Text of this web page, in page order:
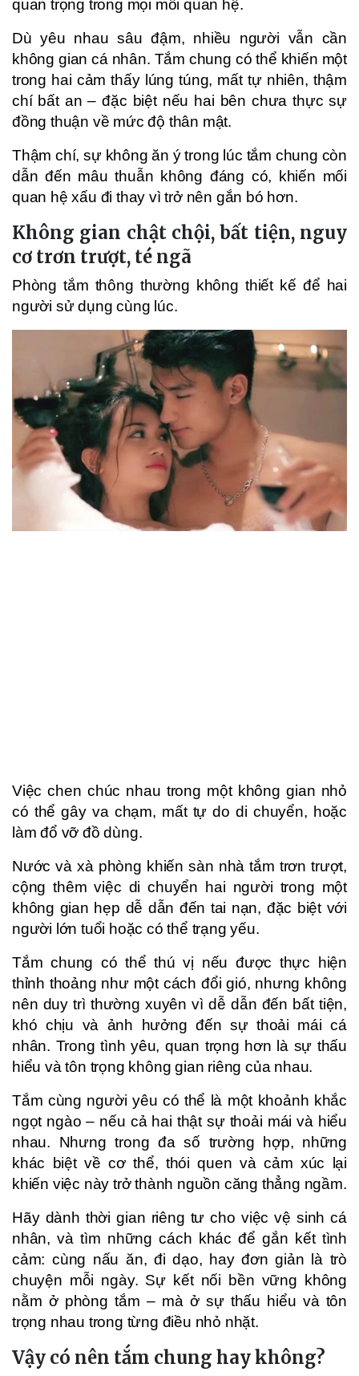
quan trọng trong mọi mối quan hệ.
Dù yêu nhau sâu đậm, nhiều người vẫn cần
không gian cá nhân. Tắm chung có thể khiến một
trong hai cảm thấy lúng túng, mất tự nhiên, thậm
chí bất an – đặc biệt nếu hai bên chưa thực sự
đồng thuận về mức độ thân mật.
Thậm chí, sự không ăn ý trong lúc tắm chung còn
dẫn đến mâu thuẫn không đáng có, khiến mối
quan hệ xấu đi thay vì trở nên gắn bó hơn.
Không gian chật chội, bất tiện, nguy
cơ trơn trượt, té ngã
Phòng tắm thông thường không thiết kế để hai
người sử dụng cùng lúc.
Việc chen chúc nhau trong một không gian nhỏ
có thể gây va chạm, mất tự do di chuyển, hoặc
làm đổ vỡ đồ dùng.
Nước và xà phòng khiến sàn nhà tắm trơn trượt,
cộng thêm việc di chuyển hai người trong một
không gian hẹp dễ dẫn đến tai nạn, đặc biệt với
người lớn tuổi hoặc có thể trạng yếu.
Tắm chung có thể thú vị nếu được thực hiện
thỉnh thoảng như một cách đổi gió, nhưng không
nên duy trì thường xuyên vì dễ dẫn đến bất tiện,
khó chịu và ảnh hưởng đến sự thoải mái cá
nhân. Trong tình yêu, quan trọng hơn là sự thấu
hiểu và tôn trọng không gian riêng của nhau.
Tắm cùng người yêu có thể là một khoảnh khắc
ngọt ngào – nếu cả hai thật sự thoải mái và hiểu
nhau. Nhưng trong đa số trường hợp, những
khác biệt về cơ thể, thói quen và cảm xúc lại
khiến việc này trở thành nguồn căng thẳng ngầm.
Hãy dành thời gian riêng tư cho việc vệ sinh cá
nhân, và tìm những cách khác để gắn kết tình
cảm: cùng nấu ăn, đi dạo, hay đơn giản là trò
chuyện mỗi ngày. Sự kết nối bền vững không
nằm ở phòng tắm – mà ở sự thấu hiểu và tôn
trọng nhau trong từng điều nhỏ nhặt.
Vậy có nên tắm chung hay không?